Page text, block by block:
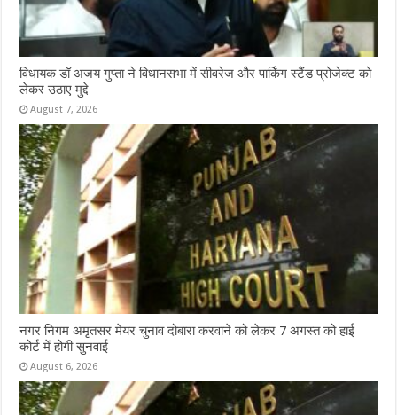
विधायक डॉ अजय गुप्ता ने विधानसभा में सीवरेज और पार्किंग स्टैंड प्रोजेक्ट को
लेकर उठाए मुद्दे
August 7, 2026
नगर निगम अमृतसर मेयर चुनाव दोबारा करवाने को लेकर 7 अगस्त को हाई
कोर्ट में होगी सुनवाई
August 6, 2026